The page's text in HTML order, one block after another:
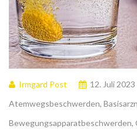
Irmgard Post 12. Juli 2023
Atemwegsbeschwerden,
Bewegungsapparatbeschwerden,